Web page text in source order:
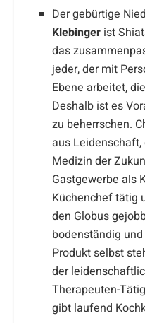
Der gebürtige
Klebinger ist
das
jeder, der mit
Ebene arbeitet,
Deshalb ist es
zu beherrschen.
aus Leidenschaft,
Medizin der
Gastgewerbe als
Küchenchef tätig
den Globus
bodenständig
Produkt selbst
der
Therapeuten-
gibt laufend